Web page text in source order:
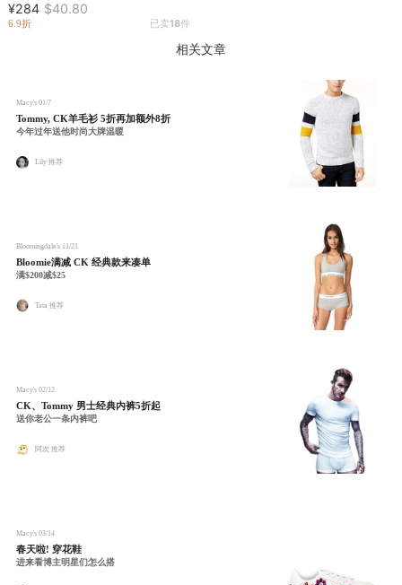
¥284 $40.80
6.9折 已卖18件
相关文章
Macy's 01/7
Tommy, CK羊毛衫 5折再加额外8折
今年过年送他时尚大牌温暖
Lily 推荐
Bloomingdale's 11/21
Bloomie满减 CK 经典款来凑单
满$200减$25
Tata 推荐
Macy's 02/12
CK、Tommy 男士经典内裤5折起
送你老公一条内裤吧
阿次 推荐
Macy's 03/14
春天啦! 穿花鞋
进来看博主明星们怎么搭